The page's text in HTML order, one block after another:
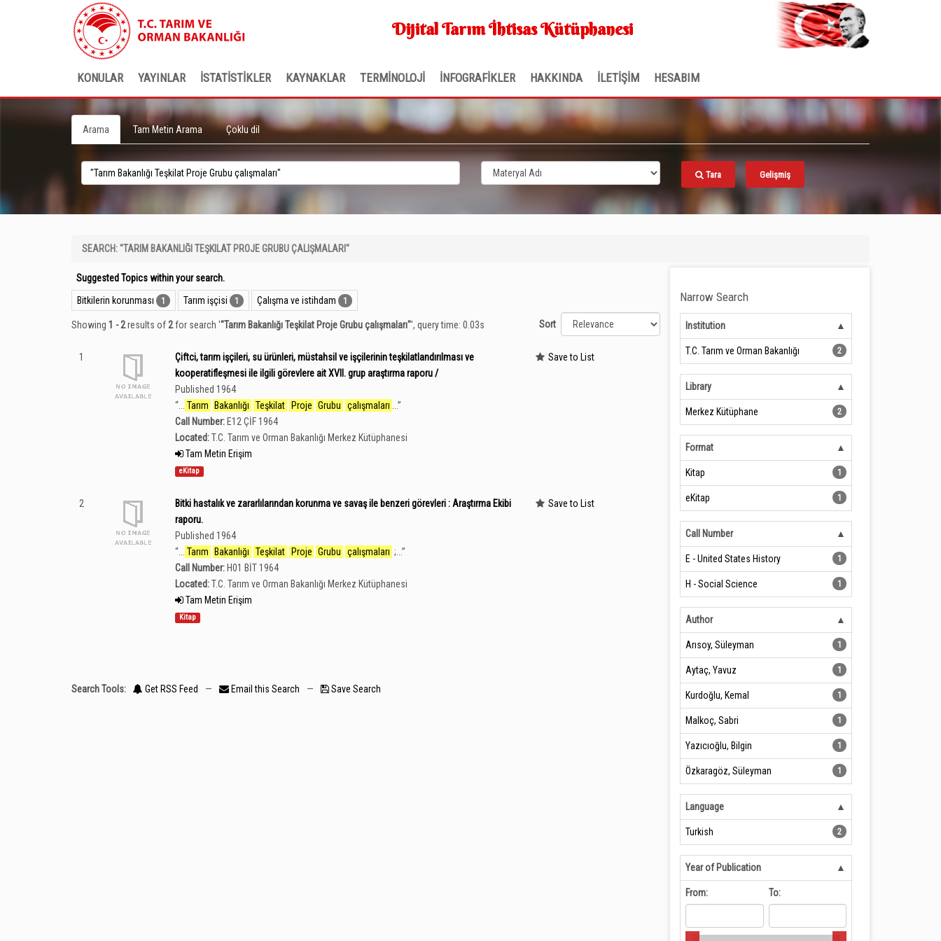
Dijital Tarım İhtisas Kütüphanesi
KONULAR YAYINLAR İSTATİSTİKLER KAYNAKLAR TERMİNOLOJİ İNFOGRAFİKLER HAKKINDA İLETİŞİM HESABIM
Arama Tam Metin Arama Çoklu dil
Tara Gelişmiş
SEARCH: "TARIM BAKANLIĞI TEŞKILAT PROJE GRUBU ÇALIŞMALARI"
Suggested Topics within your search.
Bitkilerin korunması
1 Tarım işçisi 1 Çalışma ve istihdam 1
Showing 1 - 2results of 2for search '"Tarım Bakanlığı Teşkilat Proje Grubu çalışmaları"', query time: 0.03s Sort
1
Çiftci, tarım işçileri, su ürünleri, müstahsil ve işçilerinin teşkilatlandırılması ve
kooperatifleşmesi ile ilgili görevlere ait XVII. grup araştırma raporu /
Published 1964
“
Tarım Bakanlığı Teşkilat Proje Grubu çalışmaları
”
Call Number: E12 ÇİF 1964
Located:T.C. Tarım ve Orman Bakanlığı Merkez Kütüphanesi
Tam Metin Erişim
eKitap
Save to List
2
Bitki hastalık ve zararlılarından korunma ve savaş ile benzeri görevleri : Araştırma Ekibi
raporu.
Published 1964
“
Tarım Bakanlığı Teşkilat Proje Grubu çalışmaları ;... ”
Call Number: H01 BİT 1964
Located:T.C. Tarım ve Orman Bakanlığı Merkez Kütüphanesi
Tam Metin Erişim
Kitap
Save to List
Search Tools: Get RSS Feed — Email this Search — Save Search
Narrow Search
Institution
T.C. Tarım ve Orman Bakanlığı 2
Library
Merkez Kütüphane 2
Format
Kitap 1
eKitap 1
Call Number
E - United States History 1
H - Social Science 1
Author
Arısoy, Süleyman 1
Aytaç, Yavuz 1
Kurdoğlu, Kemal 1
Malkoç, Sabri 1
Yazıcıoğlu, Bilgin 1
Özkaragöz, Süleyman 1
Language
Turkish 2
Year of Publication
From: To: